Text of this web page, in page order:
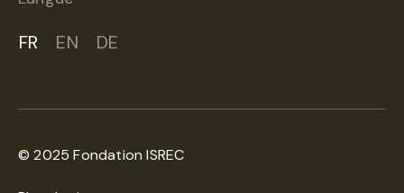
FR EN DE
© 2025 Fondation ISREC